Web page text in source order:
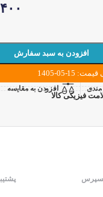
افزودن به سبد سفارش
05-1405
مندی افزودن به مقایسه
فیزیکی کالا
پشتیبانی